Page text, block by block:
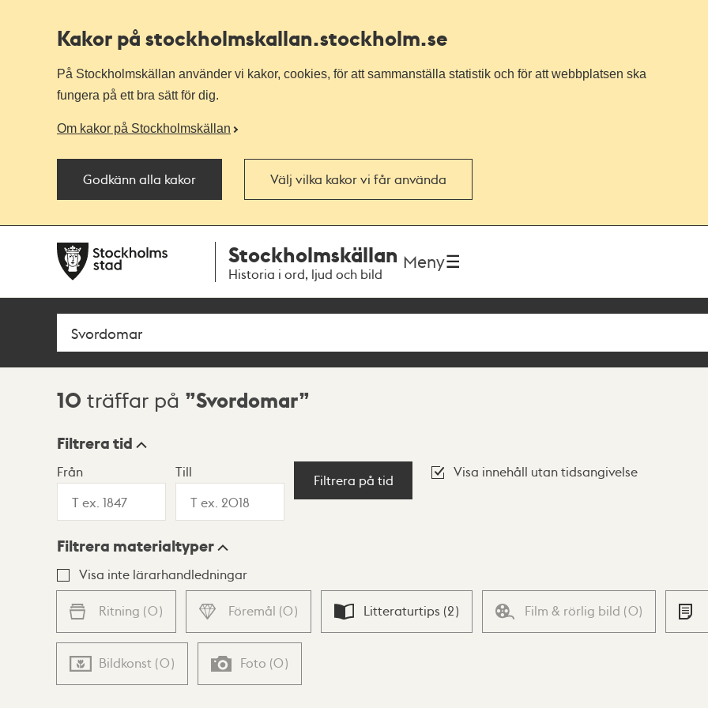
Kakor på stockholmskallan.stockholm.se
På Stockholmskällan använder vi kakor, cookies, för att sammanställa statistik och för att webbplatsen ska
fungera på ett bra sätt för dig.
Om kakor på Stockholmskällan
Godkänn alla kakor Välj vilka kakor vi får använda
navigationen
huvudinnehållet
Stockholmskällan
Historia i ord, ljud och bild
Meny
Sök
Sökresultat
10 träffar på Svordomar
Visningsläge
Lista Karta
Filtrera tid
Från Till
Filtrera på tid
Visa innehåll utan tidsangivelse
Filtrera materialtyper
Visa inte lärarhandledningar
Ritning (0) Föremål (0) Litteraturtips (2) Film & rörlig bild (0)
Bildkonst (0) Foto (0)